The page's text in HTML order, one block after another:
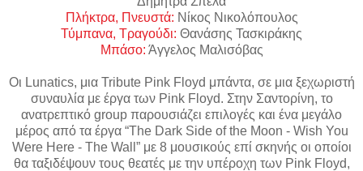
Πλήκτρα, Πνευστά: Νίκος Νικολόπουλος
Τύμπανα, Τραγούδι: Θανάσης Τασκιράκης
Μπάσο: Άγγελος Μαλισόβας
Οι Lunatics, μια Tribute Pink Floyd μπάντα, σε μια ξεχωριστή
συναυλία με έργα των Pink Floyd. Στην Σαντορίνη, το
ανατρεπτικό group παρουσιάζει επιλογές και ένα μεγάλο
μέρος από τα έργα “The Dark Side of the Moon - Wish You
Were Here - The Wall” με 8 μουσικούς επί σκηνής οι οποίοι
θα ταξιδέψουν τους θεατές με την υπέροχη των Pink Floyd,